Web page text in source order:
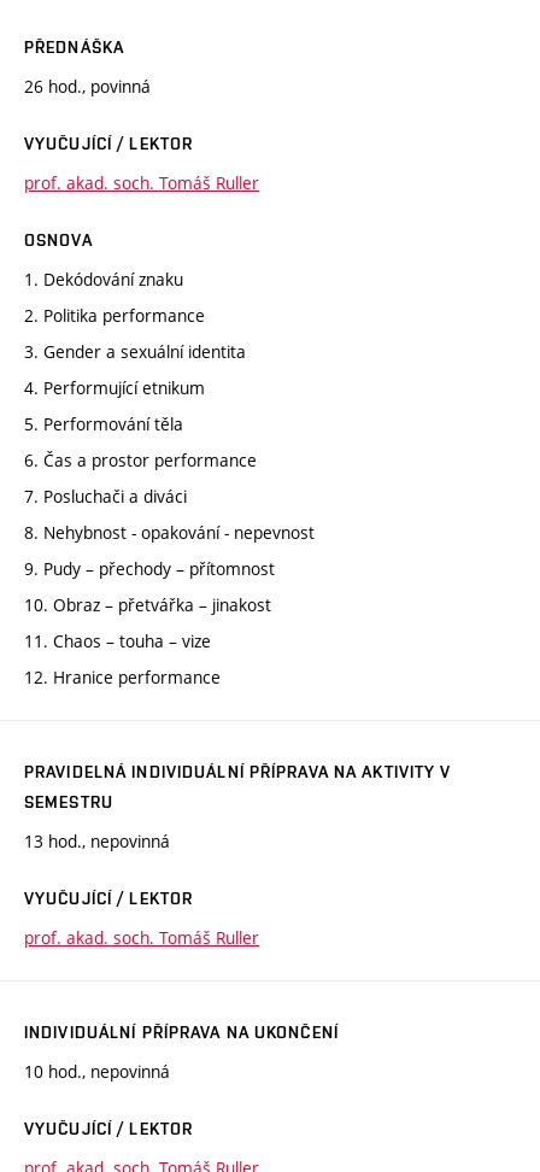
PŘEDNÁŠKA
26 hod., povinná
VYUČUJÍCÍ / LEKTOR
prof. akad. soch. Tomáš Ruller
OSNOVA
1. Dekódování znaku
2. Politika performance
3. Gender a sexuální identita
4. Performující etnikum
5. Performování těla
6. Čas a prostor performance
7. Posluchači a diváci
8. Nehybnost - opakování - nepevnost
9. Pudy – přechody – přítomnost
10. Obraz – přetvářka – jinakost
11. Chaos – touha – vize
12. Hranice performance
PRAVIDELNÁ INDIVIDUÁLNÍ PŘÍPRAVA NA AKTIVITY V
SEMESTRU
13 hod., nepovinná
VYUČUJÍCÍ / LEKTOR
prof. akad. soch. Tomáš Ruller
INDIVIDUÁLNÍ PŘÍPRAVA NA UKONČENÍ
10 hod., nepovinná
VYUČUJÍCÍ / LEKTOR